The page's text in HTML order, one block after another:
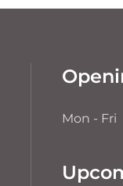
Mon - Fri